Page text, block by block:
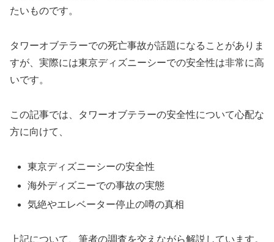
たいものです。
タワーオブテラーでの死亡事故が話題になることがありま
すが、実際には東京ディズニーシーでの安全性は非常に高
いです。
この記事では、タワーオブテラーの安全性について心配な
方に向けて、
東京ディズニーシーの安全性
海外ディズニーでの事故の実態
気絶やエレベーター停止の噂の真相
上記について、筆者の調査を交えながら解説しています。